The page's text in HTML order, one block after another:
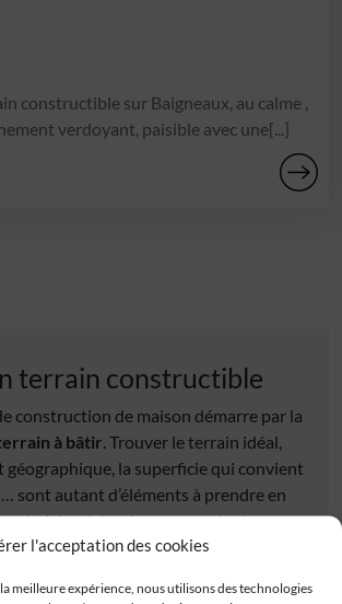
l'acceptation des cookies
meilleure expérience, nous utilisons des technologies
constructible sur Baigneaux, au calme ,
verdoyant, paisible avec une[...]
terrain constructible
construction de maison démarre par la
à bâtir . Trouver le terrain idéal,
géographique, la superficie qui convient
sont autant d’éléments à prendre en
choisir celui qui correspondra à votre
neuve. Découvrez tous nos
terrains à vendre proposés répondent